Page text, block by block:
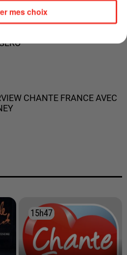
CHANTE FRANCE AVEC
15h47
15h47
mes choix